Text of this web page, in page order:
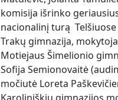
komisija išrinko
nacionalinį turą
Trakų gimnazija,
Motiejaus Šimelionio
Sofija Semionovaitė
močiutė Loreta